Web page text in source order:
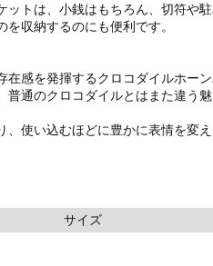
ットは、小銭はもちろん、切符や駐
収納するのにも便利です。
在感を発揮するクロコダイルホーン
普通のクロコダイルとはまた違う
、使い込むほどに豊かに表情を変
サイズ